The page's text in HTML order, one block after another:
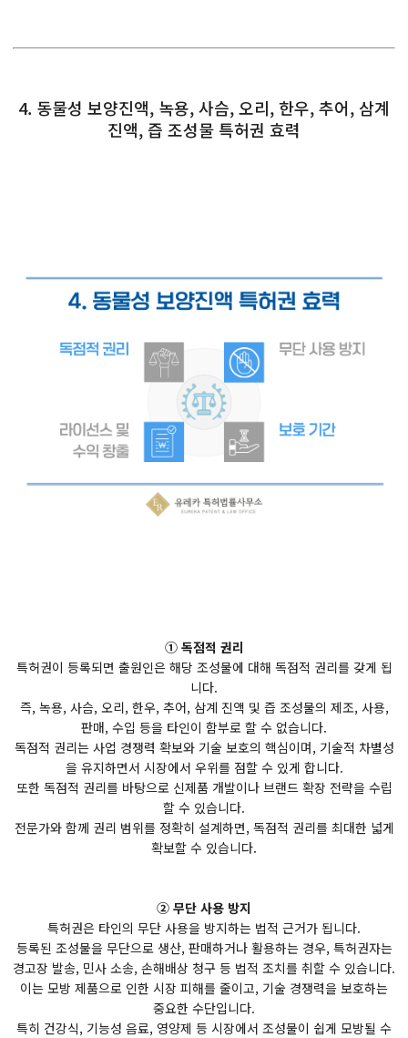
4. 동물성 보양진액, 녹용, 사슴, 오리, 한우, 추어, 삼계
진액, 즙 조성물 특허권 효력
① 독점적 권리
특허권이 등록되면 출원인은 해당 조성물에 대해 독점적 권리를 갖게 됩
니다.
즉, 녹용, 사슴, 오리, 한우, 추어, 삼계 진액 및 즙 조성물의 제조, 사용,
판매, 수입 등을 타인이 함부로 할 수 없습니다.
독점적 권리는 사업 경쟁력 확보와 기술 보호의 핵심이며, 기술적 차별성
을 유지하면서 시장에서 우위를 점할 수 있게 합니다.
또한 독점적 권리를 바탕으로 신제품 개발이나 브랜드 확장 전략을 수립
할 수 있습니다.
전문가와 함께 권리 범위를 정확히 설계하면, 독점적 권리를 최대한 넓게
확보할 수 있습니다.
② 무단 사용 방지
특허권은 타인의 무단 사용을 방지하는 법적 근거가 됩니다.
등록된 조성물을 무단으로 생산, 판매하거나 활용하는 경우, 특허권자는
경고장 발송, 민사 소송, 손해배상 청구 등 법적 조치를 취할 수 있습니다.
이는 모방 제품으로 인한 시장 피해를 줄이고, 기술 경쟁력을 보호하는
중요한 수단입니다.
특히 건강식, 기능성 음료, 영양제 등 시장에서 조성물이 쉽게 모방될 수